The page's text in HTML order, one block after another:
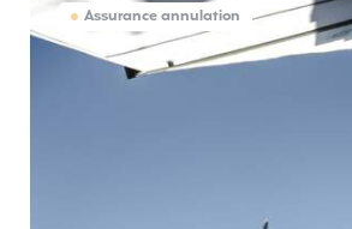
Assurance annulation